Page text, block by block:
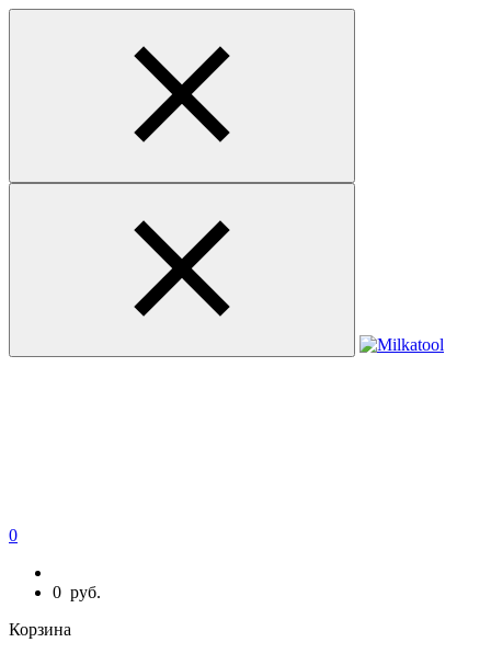
0
0 руб.
Корзина